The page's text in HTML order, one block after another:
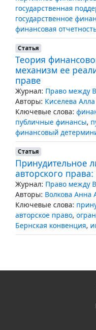
государственная
государственное
финансовая
Статья
Теория
механизм ее
праве
Журнал: Право между
Авторы: Киселева
Ключевые слова:
публичные финансы,
финансовый
Статья
Принудительное
авторского
Журнал: Право между
Авторы: Волкова Анна
Ключевые слова:
авторское право,
Бернская конвенция,